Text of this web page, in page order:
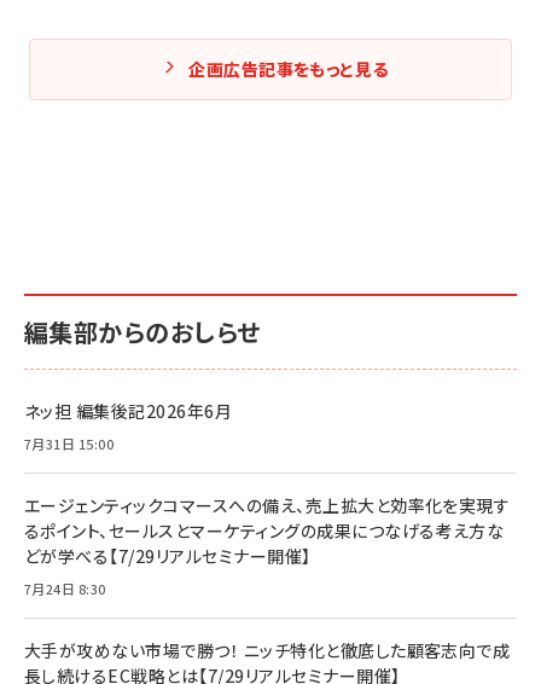
企画広告記事をもっと見る
編集部からのおしらせ
ネッ担 編集後記2026年6月
7月31日 15:00
エージェンティックコマースへの備え、売上拡大と効率化を実現す
るポイント、セールスとマーケティングの成果につなげる考え方な
どが学べる【7/29リアルセミナー開催】
7月24日 8:30
大手が攻めない市場で勝つ！ ニッチ特化と徹底した顧客志向で成
長し続けるEC戦略とは【7/29リアルセミナー開催】